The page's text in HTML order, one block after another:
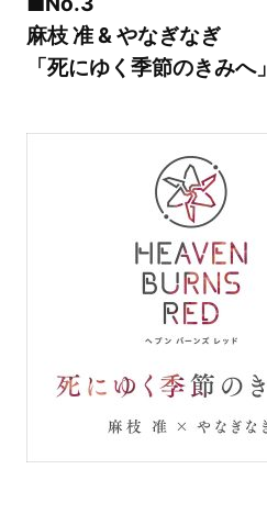
麻枝 准 & やなぎなぎ
「死にゆく季節のきみへ」